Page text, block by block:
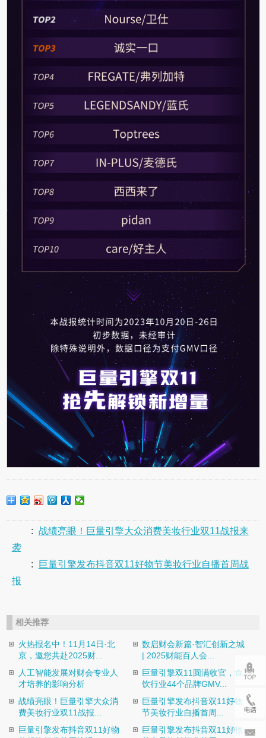
: 战绩亮眼！巨量引擎大众消费美妆行业双11战报来
袭
:
巨量引擎发布抖音双11好物节美妆行业自播首周战
报
相关推荐
火热报名中！11月14日·北
京，邀您共赴2025财...
数启财会新篇·智汇创新之城
| 2025财能百人会...
人工智能发展对财会专业人
才培养的影响分析
巨量引擎双11圆满收官，食
饮行业44个品牌GMV...
战绩亮眼！巨量引擎大众消
费美妆行业双11战报...
巨量引擎发布抖音双11好物
节美妆行业自播首周...
巨量引擎发布抖音双11好物
巨量引擎发布抖音双11好物